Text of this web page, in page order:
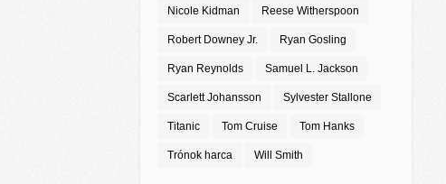
Nicole Kidman Reese Witherspoon
Robert Downey Jr. Ryan Gosling
Ryan Reynolds Samuel L. Jackson
Scarlett Johansson Sylvester Stallone
Titanic Tom Cruise Tom Hanks
Trónok harca Will Smith